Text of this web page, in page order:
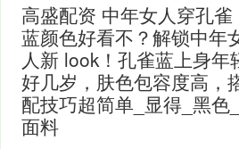
高盛配资 中年女人穿孔雀
蓝颜色好看不？解锁中年
人新 look！孔雀蓝上身年
好几岁，肤色包容度高，
配技巧超简单_显得_黑色_
面料